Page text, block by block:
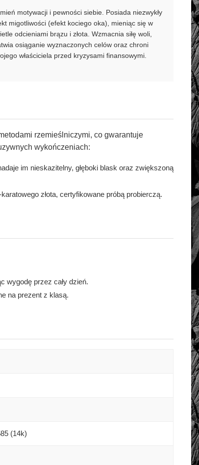
motywacji i pewności siebie. Posiada niezwykły
migotliwości (efekt kociego oka), mieniąc się w
odcieniami brązu i złota. Wzmacnia siłę woli,
osiąganie wyznaczonych celów oraz chroni
właściciela przed kryzysami finansowymi.
rzemieślniczymi, co gwarantuje
wykończeniach:
im nieskazitelny, głęboki blask oraz zwiększoną
złota, certyfikowane próbą probierczą.
wygodę przez cały dzień.
na prezent z klasą.
(14k)